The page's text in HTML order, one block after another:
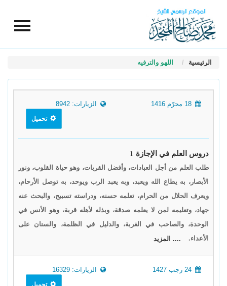
الرئيسية اللهو والترفيه
الزيارات: 8942
تحميل
دروس العلم في الإجازة 1
طلب العلم من أجل العبادات، وأفضل القربات، وهو حياة القلوب، ونور
الأبصار، به يطاع الله ويعبد، وبه يعبد الرب ويوحد، به توصل الأرحام،
ويعرف الحلال من الحرام، تعلمه حسنه، ودراسته تسبيح، والبحث عنه
جهاد، وتعليمه لمن لا يعلمه صدقة، وبذله لأهله قربة، وهو الأنس في
الوحدة، والصاحب في الغربة، والدليل في الظلمة، والسنان على
الأعداء.
.... المزيد
الزيارات: 16329
تحميل